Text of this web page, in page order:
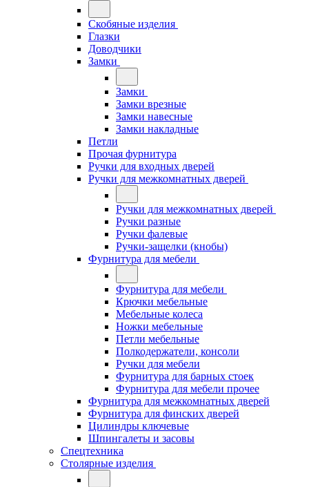
Скобяные изделия
Глазки
Доводчики
Замки
Замки
Замки врезные
Замки навесные
Замки накладные
Петли
Прочая фурнитура
Ручки для входных дверей
Ручки для межкомнатных дверей
Ручки для межкомнатных дверей
Ручки разные
Ручки фалевые
Ручки-защелки (кнобы)
Фурнитура для мебели
Фурнитура для мебели
Крючки мебельные
Мебельные колеса
Ножки мебельные
Петли мебельные
Полкодержатели, консоли
Ручки для мебели
Фурнитура для барных стоек
Фурнитура для мебели прочее
Фурнитура для межкомнатных дверей
Фурнитура для финских дверей
Цилиндры ключевые
Шпингалеты и засовы
Спецтехника
Столярные изделия